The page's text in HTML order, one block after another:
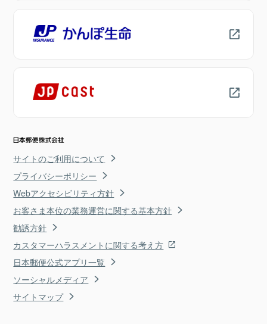
サイトのご利用について
プライバシーポリシー
Webアクセシビリティ方針
お客さま本位の業務運営に関する基本方針
勧誘方針
カスタマーハラスメントに関する考え方
日本郵便公式アプリ一覧
ソーシャルメディア
サイトマップ